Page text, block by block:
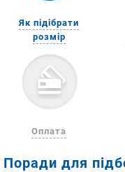
Як підібрати
розмір
Оплата
Поради для